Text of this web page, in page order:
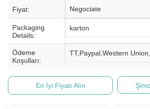
Fiyat: Negociate
Packaging
Details:
karton
Ödeme
Koşulları:
TT,Paypal,Western
En İyi Fiyatı Alın